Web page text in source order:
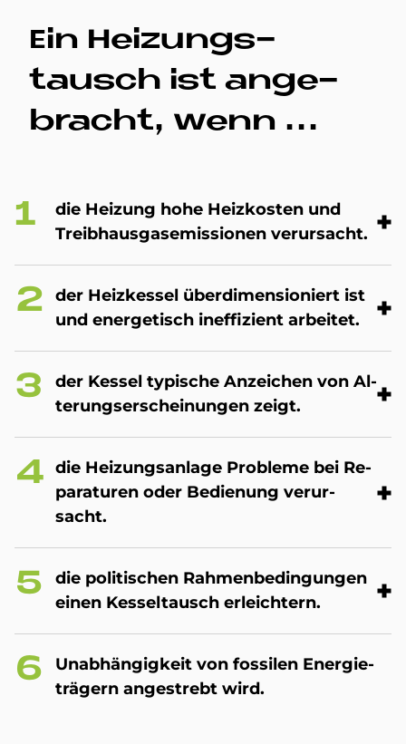
Ein Hei­zungs­
tausch ist an­ge­
bracht, wenn ...
die Hei­zung hohe Heiz­ko­sten und
Treib­haus­gas­emis­sio­nen ver­ur­sacht.
der Heiz­kes­sel über­di­men­sio­niert ist
und en­er­ge­tisch in­ef­fi­zi­ent ar­bei­tet.
der Kes­sel ty­pi­sche An­zei­chen von Al­
te­rungs­er­schei­nun­gen zei­gt.
die Hei­zungs­an­la­ge Pro­ble­me bei Re­
pa­ra­tu­ren oder Be­die­n­ung ver­ur­
sacht.
die po­li­ti­schen Rah­men­be­din­gun­gen
einen Kes­sel­tausch er­leich­tern.
Un­ab­hän­gig­keit von fos­si­len En­er­gie­
trä­gern an­ge­stre­bt wird.